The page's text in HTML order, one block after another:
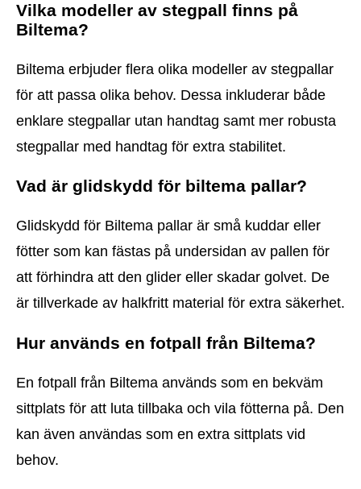
Vilka modeller av stegpall finns på
Biltema?
Biltema erbjuder flera olika modeller av stegpallar
för att passa olika behov. Dessa inkluderar både
enklare stegpallar utan handtag samt mer robusta
stegpallar med handtag för extra stabilitet.
Vad är glidskydd för biltema pallar?
Glidskydd för Biltema pallar är små kuddar eller
fötter som kan fästas på undersidan av pallen för
att förhindra att den glider eller skadar golvet. De
är tillverkade av halkfritt material för extra säkerhet.
Hur används en fotpall från Biltema?
En fotpall från Biltema används som en bekväm
sittplats för att luta tillbaka och vila fötterna på. Den
kan även användas som en extra sittplats vid
behov.